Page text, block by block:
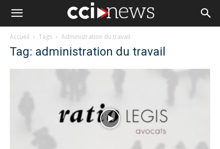
Accueil Tags Administration du travail
Tag: administration du travail